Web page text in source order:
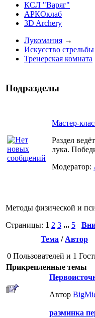
КСЛ "Варяг"
АРКОклаб
3D Archery
Лукомания →
Искусство стрельбы
Тренерская комната
Подразделы
Мастер-
Раздел
лука.
Модератор:
Методы физической и
Страницы: 1 2 3 ... 5
Тема /Автор
0 Пользователей и 1
Прикрепленные темы
Автор
разминка